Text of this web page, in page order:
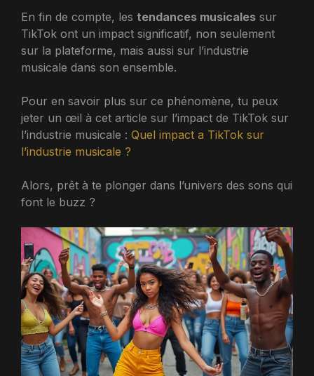
En fin de compte, les tendances musicales sur
TikTok ont un impact significatif, non seulement
sur la plateforme, mais aussi sur l’industrie
musicale dans son ensemble.
Pour en savoir plus sur ce phénomène, tu peux
jeter un œil à cet article sur l’impact de TikTok sur
l’industrie musicale : Quel impact a TikTok sur
l’industrie musicale ?
Alors, prêt à te plonger dans l’univers des sons qui
font le buzz ?